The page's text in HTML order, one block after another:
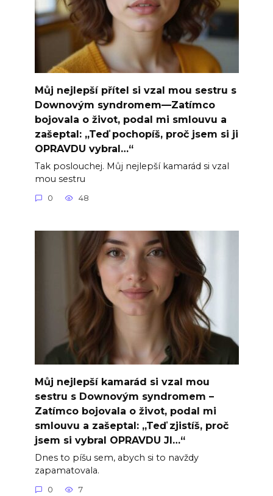
Můj nejlepší přítel si vzal mou sestru s
Downovým syndromem—Zatímco
bojovala o život, podal mi smlouvu a
zašeptal: „Teď pochopíš, proč jsem si ji
OPRAVDU vybral…“
Tak poslouchej. Můj nejlepší kamarád si vzal
mou sestru
0 48
Můj nejlepší kamarád si vzal mou
sestru s Downovým syndromem –
Zatímco bojovala o život, podal mi
smlouvu a zašeptal: „Teď zjistíš, proč
jsem si vybral OPRAVDU JI…“
Dnes to píšu sem, abych si to navždy
zapamatovala.
0 7